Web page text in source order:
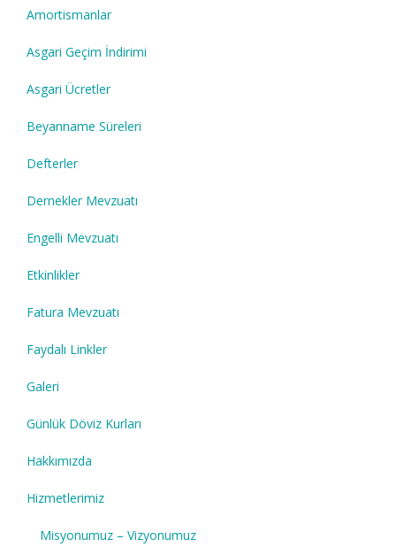
Amortismanlar
Asgari Geçim İndirimi
Asgari Ücretler
Beyanname Süreleri
Defterler
Dernekler Mevzuatı
Engelli Mevzuatı
Etkinlikler
Fatura Mevzuatı
Faydalı Linkler
Galeri
Günlük Döviz Kurları
Hakkımızda
Hizmetlerimiz
Misyonumuz – Vizyonumuz